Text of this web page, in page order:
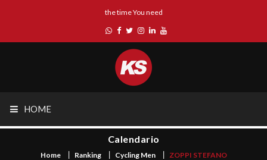
the time You need
HOME
Calendario
Home Ranking Cycling Men ZOPPI STEFANO